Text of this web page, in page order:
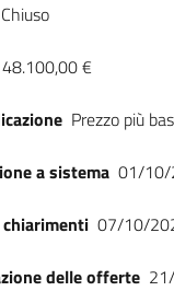
Chiuso
48.100,00 €
Prezzo più
a sistema 01/
07/10/
delle offerte